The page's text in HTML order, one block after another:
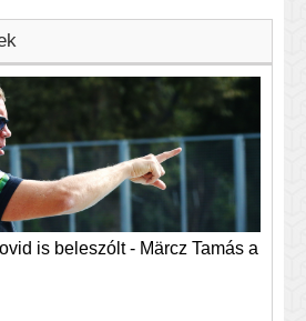
is beleszólt - Märcz Tamás a